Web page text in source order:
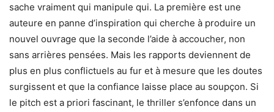
sache vraiment qui manipule qui. La première est une
auteure en panne d’inspiration qui cherche à produire un
nouvel ouvrage que la seconde l’aide à accoucher, non
sans arrières pensées. Mais les rapports deviennent de
plus en plus conflictuels au fur et à mesure que les doutes
surgissent et que la confiance laisse place au soupçon. Si
le pitch est a priori fascinant, le thriller s’enfonce dans un